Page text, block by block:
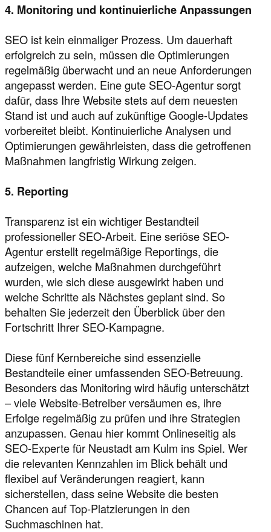
4. Monitoring und kontinuierliche Anpassungen
SEO ist kein einmaliger Prozess. Um dauerhaft
erfolgreich zu sein, müssen die Optimierungen
regelmäßig überwacht und an neue Anforderungen
angepasst werden. Eine gute SEO-Agentur sorgt
dafür, dass Ihre Website stets auf dem neuesten
Stand ist und auch auf zukünftige Google-Updates
vorbereitet bleibt. Kontinuierliche Analysen und
Optimierungen gewährleisten, dass die getroffenen
Maßnahmen langfristig Wirkung zeigen.
5. Reporting
Transparenz ist ein wichtiger Bestandteil
professioneller SEO-Arbeit. Eine seriöse SEO-
Agentur erstellt regelmäßige Reportings, die
aufzeigen, welche Maßnahmen durchgeführt
wurden, wie sich diese ausgewirkt haben und
welche Schritte als Nächstes geplant sind. So
behalten Sie jederzeit den Überblick über den
Fortschritt Ihrer SEO-Kampagne.
Diese fünf Kernbereiche sind essenzielle
Bestandteile einer umfassenden SEO-Betreuung.
Besonders das Monitoring wird häufig unterschätzt
– viele Website-Betreiber versäumen es, ihre
Erfolge regelmäßig zu prüfen und ihre Strategien
anzupassen. Genau hier kommt Onlineseitig als
SEO-Experte für Neustadt am Kulm ins Spiel. Wer
die relevanten Kennzahlen im Blick behält und
flexibel auf Veränderungen reagiert, kann
sicherstellen, dass seine Website die besten
Chancen auf Top-Platzierungen in den
Suchmaschinen hat.